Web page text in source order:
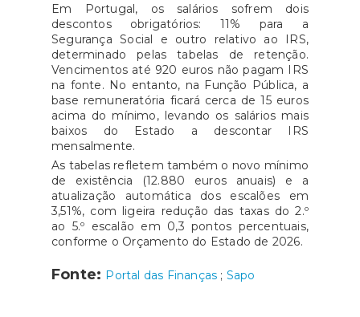
Em Portugal, os salários sofrem dois
descontos obrigatórios: 11% para a
Segurança Social e outro relativo ao IRS,
determinado pelas tabelas de retenção.
Vencimentos até 920 euros não pagam IRS
na fonte. No entanto, na Função Pública, a
base remuneratória ficará cerca de 15 euros
acima do mínimo, levando os salários mais
baixos do Estado a descontar IRS
mensalmente.
As tabelas refletem também o novo mínimo
de existência (12.880 euros anuais) e a
atualização automática dos escalões em
3,51%, com ligeira redução das taxas do 2.º
ao 5.º escalão em 0,3 pontos percentuais,
conforme o Orçamento do Estado de 2026.
Fonte: Portal das Finanças ; Sapo